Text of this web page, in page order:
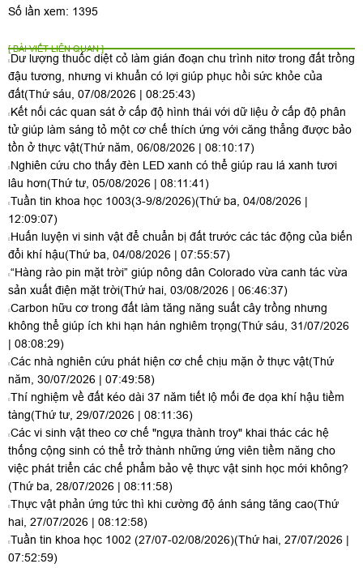
Số lần xem: 1395
[ BÀI VIẾT LIÊN QUAN ]
Dư lượng thuốc diệt cỏ làm gián đoạn chu trình nitơ trong đất trồng
đậu tương, nhưng vi khuẩn có lợi giúp phục hồi sức khỏe của
đất(Thứ sáu, 07/08/2026 | 08:25:43)
Kết nối các quan sát ở cấp độ hình thái với dữ liệu ở cấp độ phân
tử giúp làm sáng tỏ một cơ chế thích ứng với căng thẳng được bảo
tồn ở thực vật(Thứ năm, 06/08/2026 | 08:10:17)
Nghiên cứu cho thấy đèn LED xanh có thể giúp rau lá xanh tươi
lâu hơn(Thứ tư, 05/08/2026 | 08:11:41)
Tuần tin khoa học 1003(3-9/8/2026)(Thứ ba, 04/08/2026 |
12:09:07)
Huấn luyện vi sinh vật để chuẩn bị đất trước các tác động của biến
đổi khí hậu(Thứ ba, 04/08/2026 | 07:55:57)
“Hàng rào pin mặt trời” giúp nông dân Colorado vừa canh tác vừa
sản xuất điện mặt trời(Thứ hai, 03/08/2026 | 06:46:37)
Carbon hữu cơ trong đất làm tăng năng suất cây trồng nhưng
không thể giúp ích khi hạn hán nghiêm trọng(Thứ sáu, 31/07/2026
| 08:08:29)
Các nhà nghiên cứu phát hiện cơ chế chịu mặn ở thực vật(Thứ
năm, 30/07/2026 | 07:49:58)
Thí nghiệm về đất kéo dài 37 năm tiết lộ mối đe dọa khí hậu tiềm
tàng(Thứ tư, 29/07/2026 | 08:11:36)
Các vi sinh vật theo cơ chế "ngựa thành troy" khai thác các hệ
thống cộng sinh có thể trở thành những ứng viên tiềm năng cho
việc phát triển các chế phẩm bảo vệ thực vật sinh học mới không?
(Thứ ba, 28/07/2026 | 08:11:58)
Thực vật phản ứng tức thì khi cường độ ánh sáng tăng cao(Thứ
hai, 27/07/2026 | 08:12:58)
Tuần tin khoa học 1002 (27/07-02/08/2026)(Thứ hai, 27/07/2026 |
07:52:59)